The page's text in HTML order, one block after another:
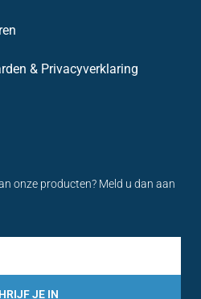
& Privacyverklaring
onze producten? Meld u dan aan
JE IN